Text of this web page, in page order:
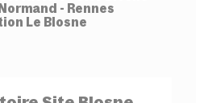
- Rennes
Le Blosne